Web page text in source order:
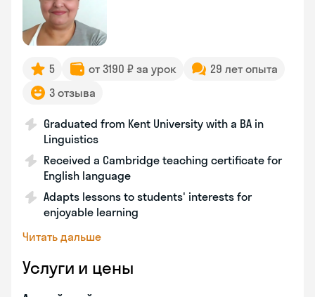
5 от 3190 ₽ за урок
29 лет опыта
3 отзыва
Graduated from Kent University with a BA in
Linguistics
Received a Cambridge teaching certificate for
English language
Adapts lessons to students' interests for
enjoyable learning
Читать дальше
Услуги и цены